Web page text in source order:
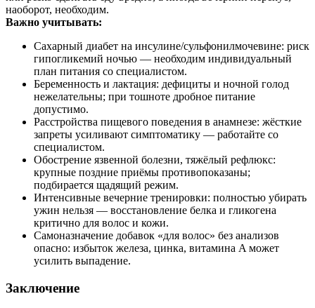
наоборот, необходим.
Важно учитывать:
Сахарный диабет на инсулине/сульфонилмочевине: риск
гипогликемий ночью — необходим индивидуальный
план питания со специалистом.
Беременность и лактация: дефициты и ночной голод
нежелательны; при тошноте дробное питание
допустимо.
Расстройства пищевого поведения в анамнезе: жёсткие
запреты усиливают симптоматику — работайте со
специалистом.
Обострение язвенной болезни, тяжёлый рефлюкс:
крупные поздние приёмы противопоказаны;
подбирается щадящий режим.
Интенсивные вечерние тренировки: полностью убирать
ужин нельзя — восстановление белка и гликогена
критично для волос и кожи.
Самоназначение добавок «для волос» без анализов
опасно: избыток железа, цинка, витамина A может
усилить выпадение.
Заключение